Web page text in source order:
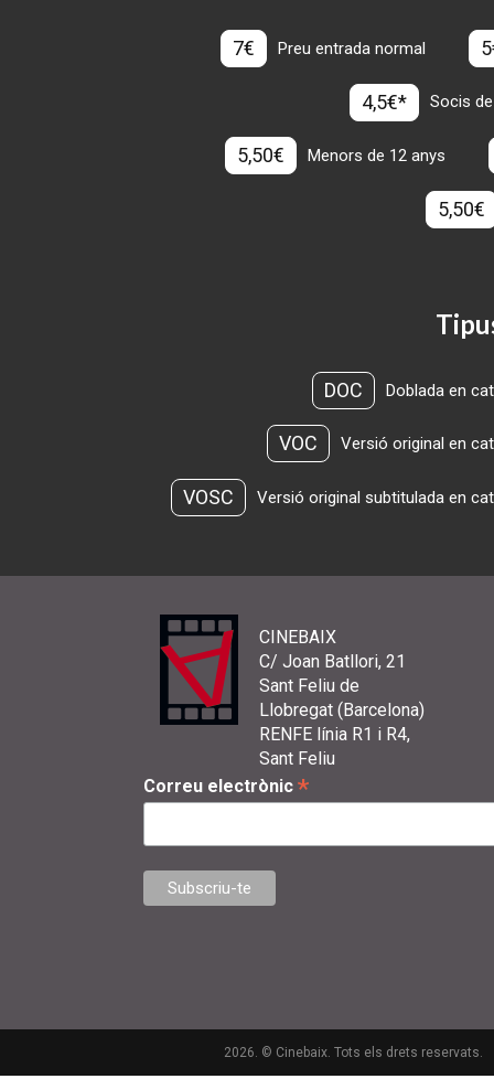
7€ Preu entrada normal
4,5€* Socis
5,50€ Menors de 12 anys
5,50€
DOC Doblada en
VOC Versió original en
VOSC Versió original subtitulada en
CINEBAIX
C/ Joan Batllori, 21
Sant Feliu de
Llobregat (Barcelona)
RENFE línia R1 i R4,
Sant Feliu
Correu electrònic *
2026. © Cinebaix. Tots els drets reservats.